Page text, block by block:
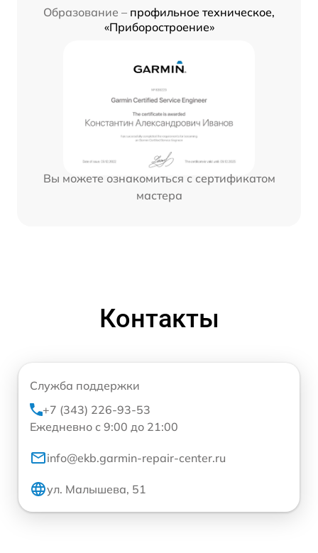
Образование – профильное техническое,
«Приборостроение»
Вы можете ознакомиться с сертификатом
мастера
Контакты
Служба поддержки
+7 (343) 226-93-53
Ежедневно с 9:00 до 21:00
info@ekb.garmin-repair-center.ru
ул. Малышева, 51